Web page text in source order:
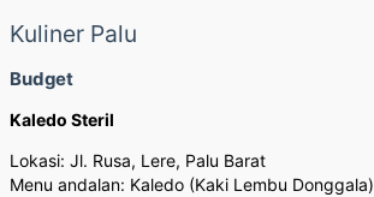
Kuliner Palu
Budget
Kaledo Steril
Lokasi: Jl. Rusa, Lere, Palu Barat
Menu andalan: Kaledo (Kaki Lembu Donggala)